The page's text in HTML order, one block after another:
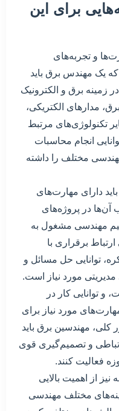
برای این
و تجربه‌های
یک مهندس برق باید
زمینه برق و الکترونیک
مدارهای الکتریکی،
تکنولوژی‌های مرتبط
انجام محاسبات
مختلف را داشته
دارای مهارت‌های
آن‌ها در پروژه‌های
مهندسی مشغول به
برقراری با
توانایی حل مسائل و
مورد نیاز است.
توانایی کار در
مورد نیاز برای
مهندسین برق باید
و تصمیم‌گیری قوی
فعالیت کنند.
از اهمیت بالایی
مختلف مهندسی